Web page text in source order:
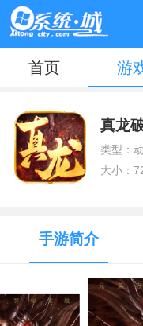
首页 游
真龙
类型：
大小：
手游简介